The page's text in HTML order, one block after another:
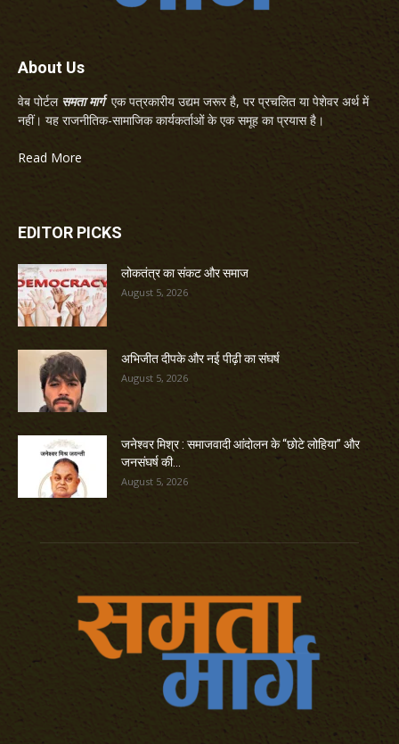
About Us
वेब पोर्टल समता मार्गएक पत्रकारीय उद्यम जरूर है, पर प्रचलित या पेशेवर अर्थ में
नहीं। यह राजनीतिक-सामाजिक कार्यकर्ताओं के एक समूह का प्रयास है।
Read More
EDITOR PICKS
लोकतंत्र का संकट और समाज
August 5, 2026
अभिजीत दीपके और नई पीढ़ी का संघर्ष
August 5, 2026
जनेश्वर मिश्र : समाजवादी आंदोलन के “छोटे लोहिया” और
जनसंघर्ष की...
August 5, 2026